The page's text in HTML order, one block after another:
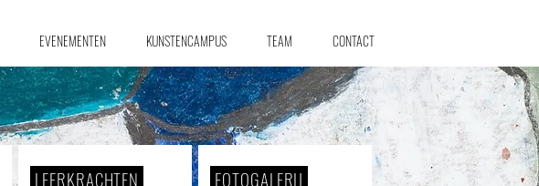
EVENEMENTEN KUNSTENCAMPUS TEAM CONTACT
LEERKRACHTEN FOTOGALERIJ